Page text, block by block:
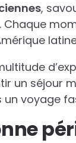
,
un séjour
un voyage